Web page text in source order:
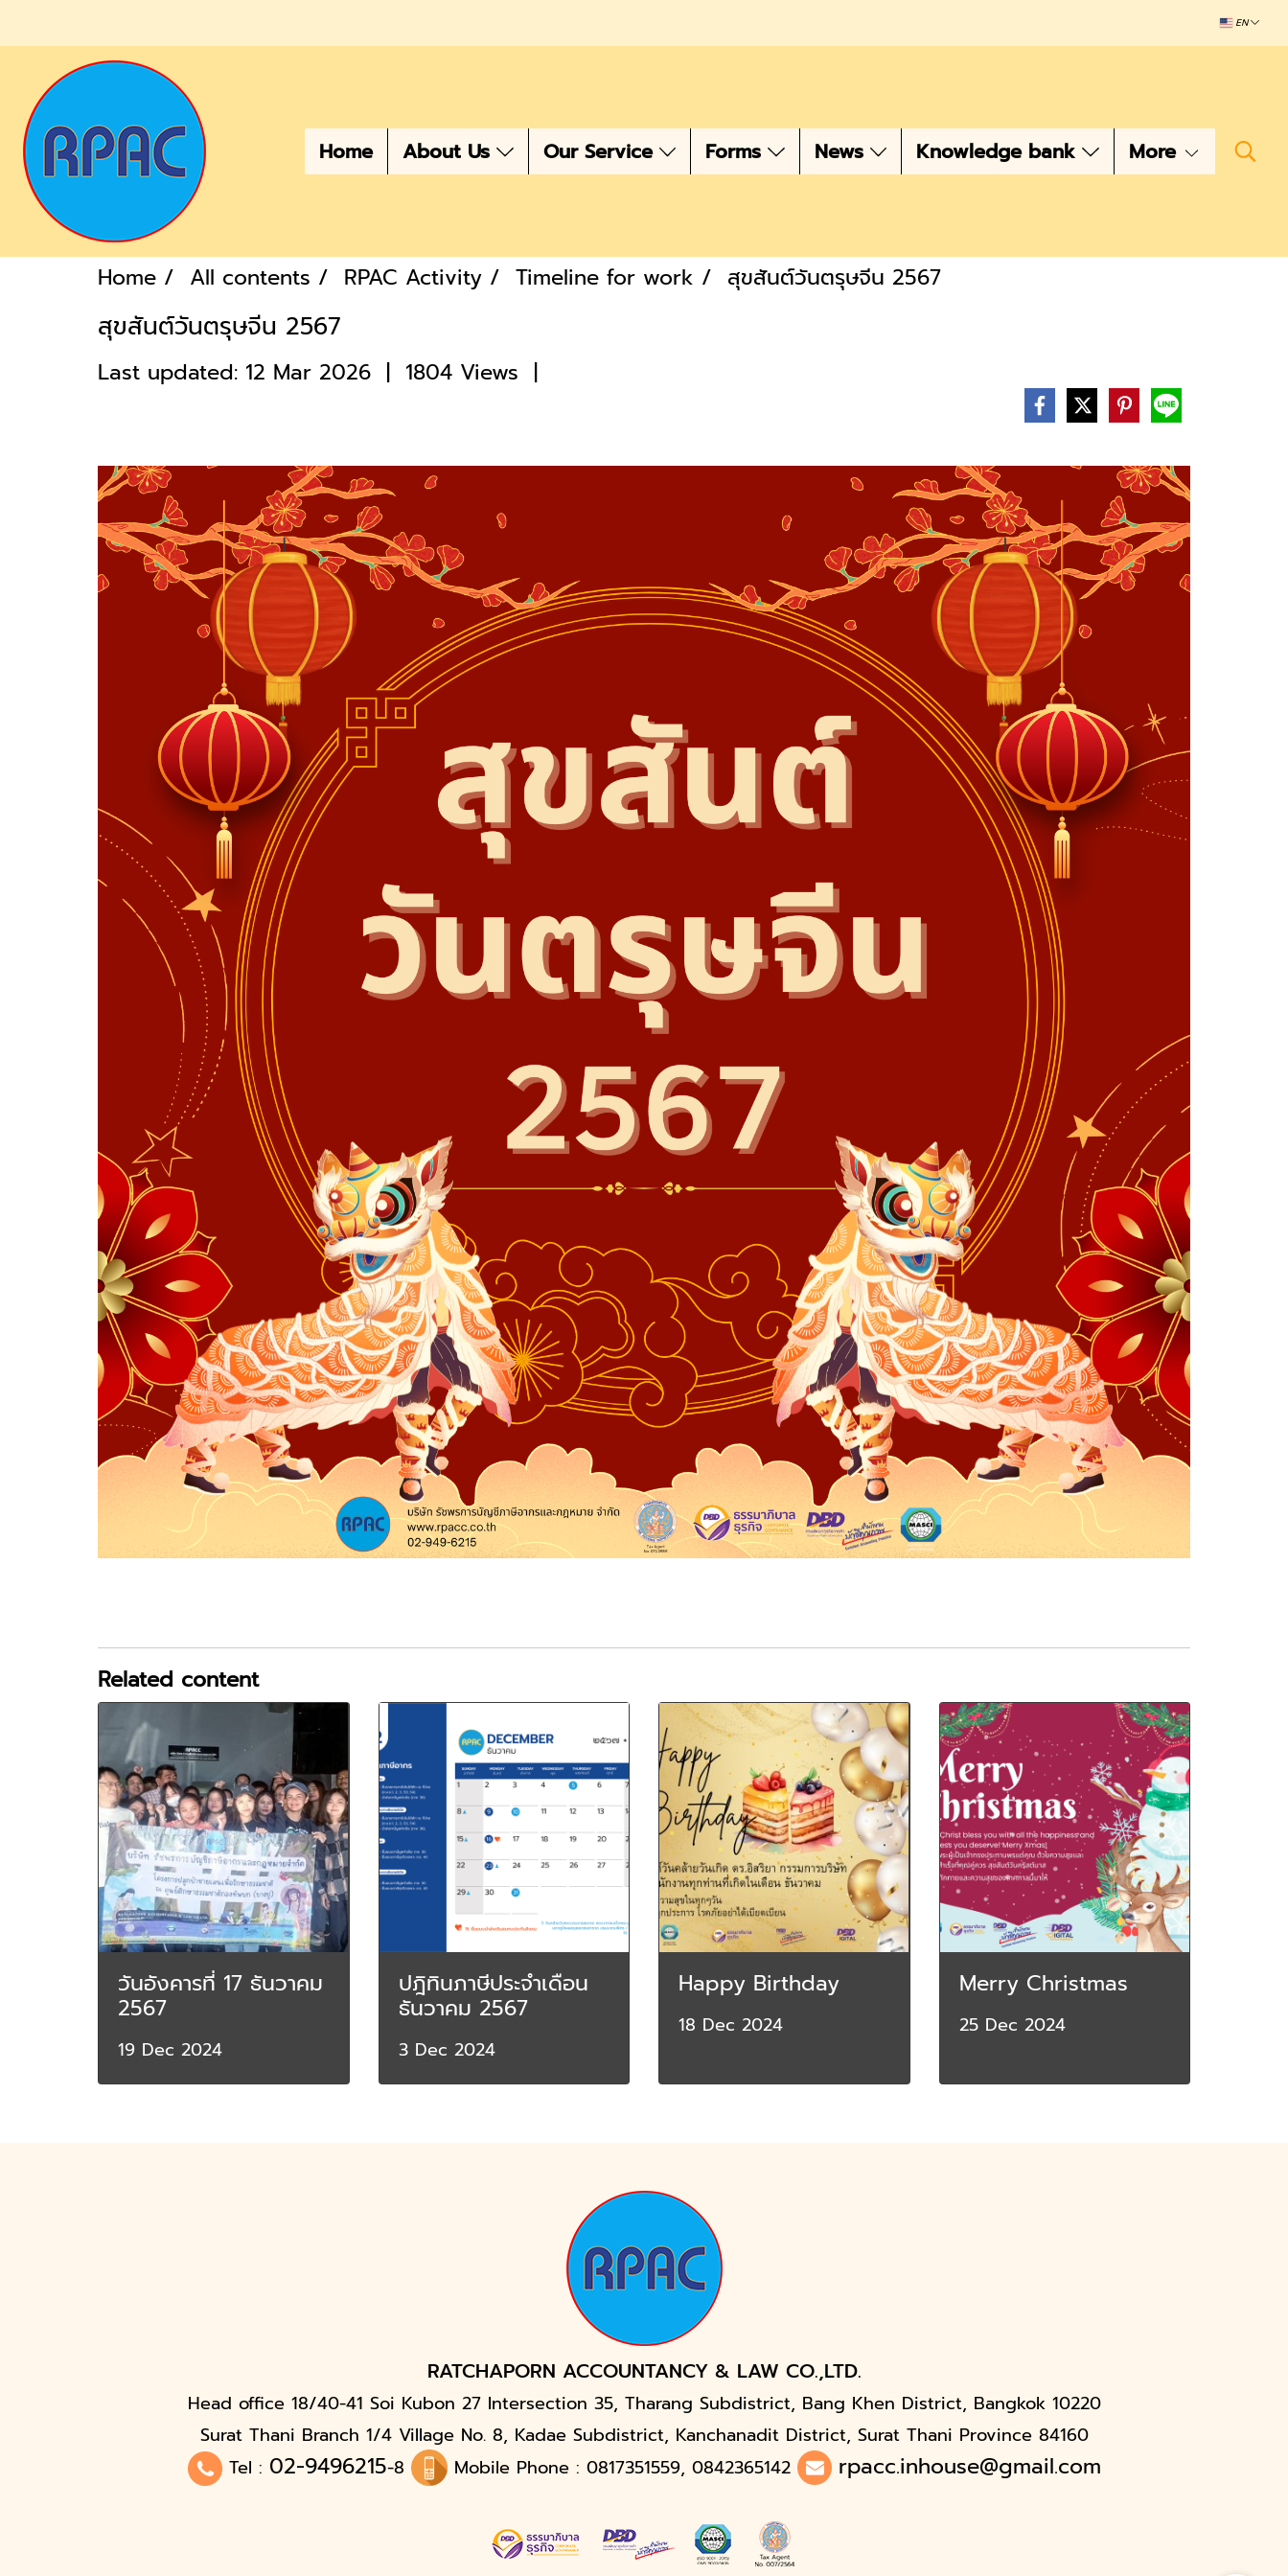
EN
Home About Us Our Service Forms News Knowledge bank More
Home All contents RPAC Activity Timeline for work สุขสันต์วันตรุษจีน 2567
สุขสันต์วันตรุษจีน 2567
Last updated: 12 Mar 2026 | 1804 Views |
Related content
วันอังคารที่ 17 ธันวาคม
2567
19 Dec 2024
ปฎิทินภาษีประจำเดือน
ธันวาคม 2567
3 Dec 2024
Happy Birthday
18 Dec 2024
Merry Christmas
25 Dec 2024
RATCHAPORN ACCOUNTANCY & LAW CO.,LTD.
Head office 18/40-41 Soi Kubon 27 Intersection 35, Tharang Subdistrict, Bang Khen District, Bangkok 10220
Surat Thani Branch 1/4 Village No. 8, Kadae Subdistrict, Kanchanadit District, Surat Thani Province 84160
Tel : 02-9496215-8 Mobile Phone : 0817351559, 0842365142 rpacc.inhouse@gmail.com